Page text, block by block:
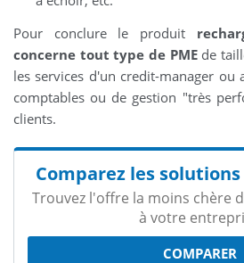
Pour conclure le produit
concerne tout type de PMEde
les services d'un credit-manager ou
comptables ou de gestion "très
clients.
Comparez les
Trouvez l'offre la moins chère
à votre
COMPARER